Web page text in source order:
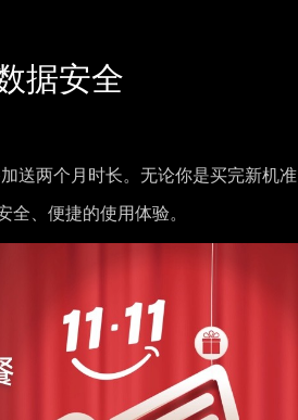
据安全
送两个月时长。无论你是买完新机准
、便捷的使用体验。